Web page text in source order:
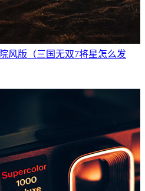
风版（三国无双7将星怎么发